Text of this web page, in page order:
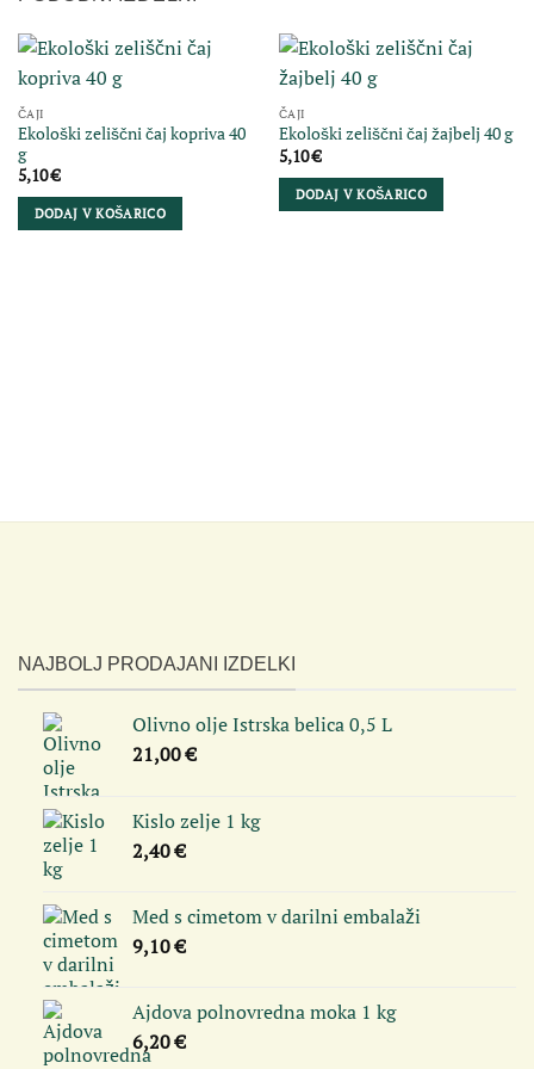
ČAJI
Ekološki zeliščni čaj kopriva 40
g
5,10€
DODAJ V KOŠARICO
ČAJI
Ekološki zeliščni čaj žajbelj 40 g
5,10€
DODAJ V KOŠARICO
NAJBOLJ PRODAJANI IZDELKI
Olivno olje Istrska belica 0,5 L
21,00€
Kislo zelje 1 kg
2,40€
Med s cimetom v darilni embalaži
9,10€
Ajdova polnovredna moka 1 kg
6,20€